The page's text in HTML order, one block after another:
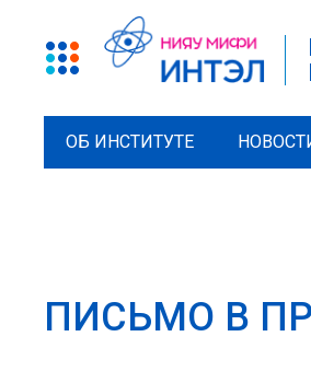
ОБ ИНСТИТУТЕ
ПИСЬМО В